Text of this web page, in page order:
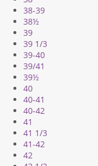
38-39
38½
39
39 1/3
39-40
39/41
39½
40
40-41
40-42
41
41 1/3
41-42
42